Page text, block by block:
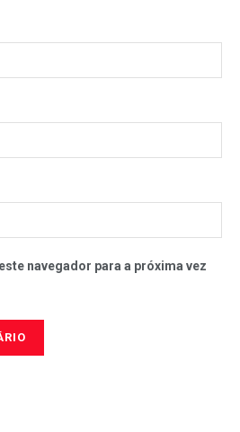
navegador para a próxima vez